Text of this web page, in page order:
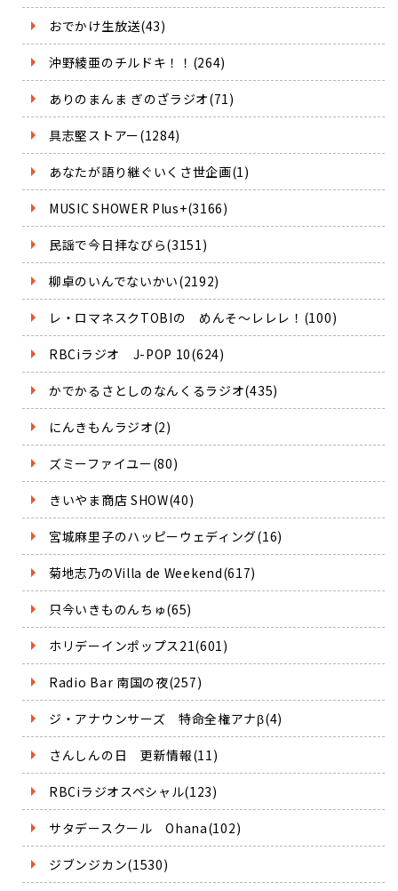
おでかけ生放送(43)
沖野綾亜のチルドキ！！(264)
ありのまんま ぎのざラジオ(71)
具志堅ストアー(1284)
あなたが語り継ぐいくさ世企画(1)
MUSIC SHOWER Plus+(3166)
民謡で今日拝なびら(3151)
柳卓のいんでないかい(2192)
レ・ロマネスクTOBIの めんそ～レレレ！(100)
RBCiラジオ J-POP 10(624)
かでかるさとしのなんくるラジオ(435)
にんきもんラジオ(2)
ズミーファイユー(80)
きいやま商店 SHOW(40)
宮城麻里子のハッピーウェディング(16)
菊地志乃のVilla de Weekend(617)
只今いきものんちゅ(65)
ホリデーインポップス21(601)
Radio Bar 南国の夜(257)
ジ・アナウンサーズ 特命全権アナβ(4)
さんしんの日 更新情報(11)
RBCiラジオスペシャル(123)
サタデースクール Ohana(102)
ジブンジカン(1530)